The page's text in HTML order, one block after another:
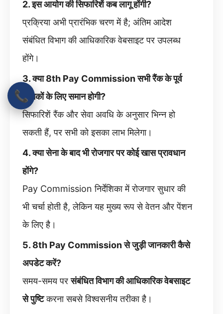
2. इस आयोग की सिफारिशें कब लागू होंगी?
प्रक्रिया अभी प्रारंभिक चरण में है; अंतिम आदेश
संबंधित विभाग की आधिकारिक वेबसाइट पर उपलब्ध
होंगे।
3. क्या 8th Pay Commission सभी रैंक के पूर्व
सैनिकों के लिए समान होगी?
सिफारिशें रैंक और सेवा अवधि के अनुसार भिन्न हो
सकती हैं, पर सभी को इसका लाभ मिलेगा।
4. क्या सेना के बाद भी रोजगार पर कोई खास प्रावधान
होंगे?
Pay Commission निर्देशिका में रोजगार सुधार की
भी चर्चा होती है, लेकिन यह मुख्य रूप से वेतन और पेंशन
के लिए है।
5. 8th Pay Commission से जुड़ी जानकारी कैसे
अपडेट करें?
समय-समय परसंबंधित विभाग की आधिकारिक वेबसाइट
से पुष्टिकरना सबसे विश्वसनीय तरीका है।
📞